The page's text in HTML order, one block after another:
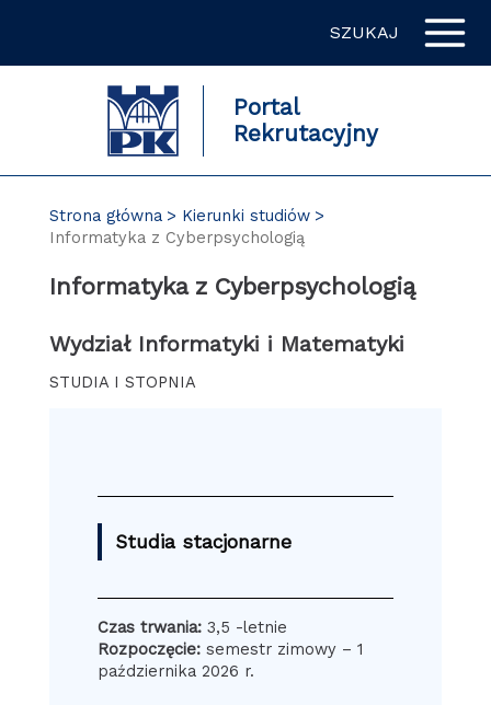
SZUKAJ
Portal
Rekrutacyjny
Strona główna
Kierunki studiów
Informatyka z Cyberpsychologią
Informatyka z Cyberpsychologią
Wydział Informatyki i Matematyki
STUDIA I STOPNIA
Studia stacjonarne
Czas trwania:3,5 -letnie
Rozpoczęcie:semestr zimowy – 1
października 2026 r.